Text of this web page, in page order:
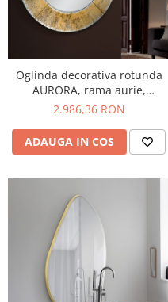
Oglinda decorativa rotunda
AURORA, rama aurie,
diametru 100 cm - SCHULLER
2.986,36 RON
ADAUGA IN COS